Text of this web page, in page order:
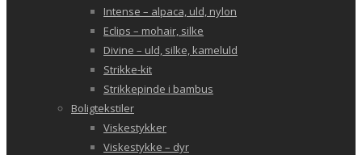
Intense – alpaca, uld, nylon
Eclips – mohair, silke
Divine – uld, silke, kameluld
Strikke-kit
Strikkepinde i bambus
Boligtekstiler
Viskestykker
Viskestykke – dyr